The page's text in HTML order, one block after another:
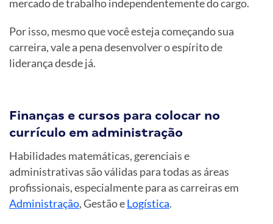
mercado de trabalho independentemente do cargo.
Por isso, mesmo que você esteja começando sua
carreira, vale a pena desenvolver o espírito de
liderança desde já.
Finanças e cursos para colocar no
currículo em administração
Habilidades matemáticas, gerenciais e
administrativas são válidas para todas as áreas
profissionais, especialmente para as carreiras em
Administração, Gestão eLogística.